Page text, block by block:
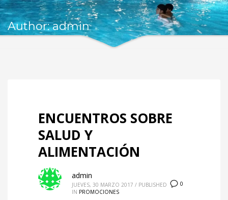
Author:admin
ENCUENTROS SOBRE
SALUD Y
ALIMENTACIÓN
0
admin
JUEVES, 30 MARZO 2017 / PUBLISHED
IN PROMOCIONES